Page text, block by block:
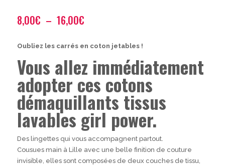
8,00€ – 16,00€Plage
prix :
8,00€
à
16,00€
Oubliez les carrés en coton jetables !
Vous allez immédiatement
adopter ces cotons
démaquillants tissus
lavables girl power.
Des lingettes qui vous accompagnent partout.
Cousues main à Lille avec une belle finition de couture
invisible, elles sont composées de deux couches de tissu,